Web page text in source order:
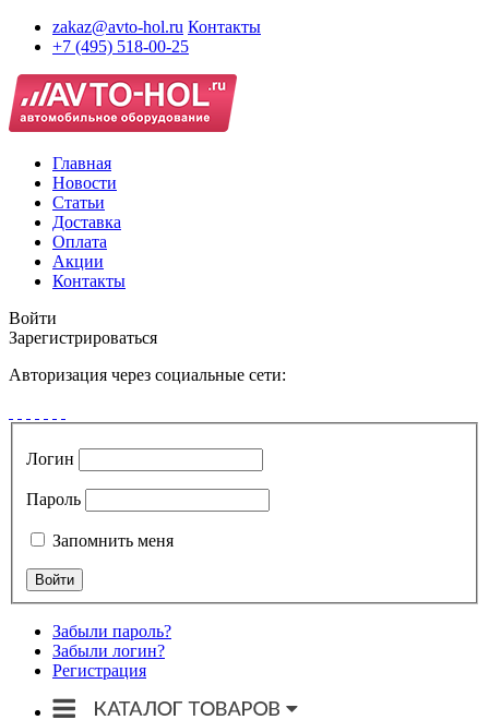
zakaz@avto-hol.ru Контакты
+7 (495) 518-00-25
Главная
Новости
Статьи
Доставка
Оплата
Акции
Контакты
Войти
Зарегистрироваться
Авторизация через социальные сети:
Логин
Пароль
Запомнить меня
Забыли пароль?
Забыли логин?
Регистрация